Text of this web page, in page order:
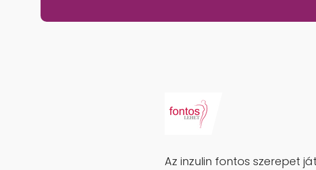
Az inzulin fontos szerepet